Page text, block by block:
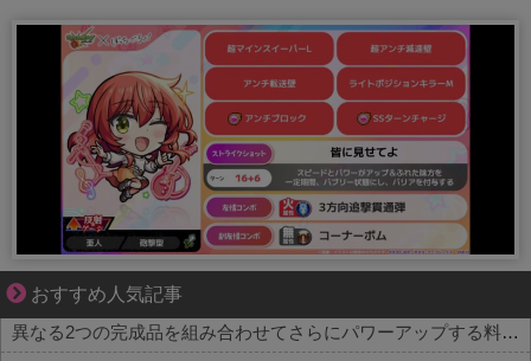
Powered by livedoor 相互RSS
おすすめ人気記事
好青年の片思いが壊れていくまで
異なる2つの完成品を組み合わせてさらにパワーアップする料理「カツカレー」以外にない